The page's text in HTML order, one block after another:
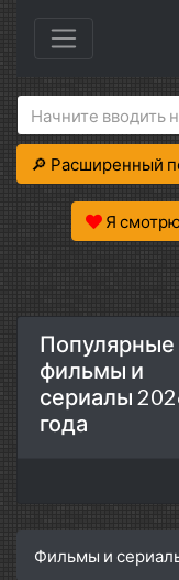
🔎 Расширенный
Я
Популярные
фильмы и
сериалы
года
Фильмы и